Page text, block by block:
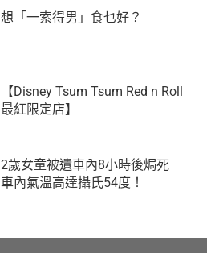
想「一索得男」食乜好？
【Disney Tsum Tsum Red n Roll
最紅限定店】
2歲女童被遺車內8小時後焗死
車內氣溫高達攝氏54度！